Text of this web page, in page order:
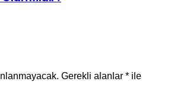
Gerekli alanlar * ile